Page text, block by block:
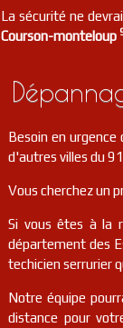
La sécurité ne
Courson-monteloup
Besoin en
d'autres villes du
Vous cherchez un
Si vous êtes à la
département des
techicien serrurier
Notre équipe
distance pour